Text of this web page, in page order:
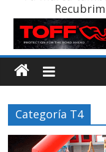
Categoría T4